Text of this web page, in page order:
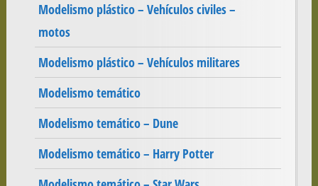
Modelismo plástico – Vehículos civiles –
motos
Modelismo plástico – Vehículos militares
Modelismo temático
Modelismo temático – Dune
Modelismo temático – Harry Potter